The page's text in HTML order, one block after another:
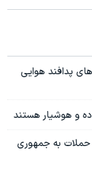
پدافند هوایی
و هوشیار هستند
حملات به جمهوری